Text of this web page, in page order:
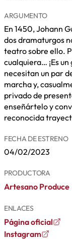
ARGUMENTO
En 1450, Johann
dos dramaturgos
teatro sobre ello.
cualquiera… ¡Es
necesitan un par
marcha y,
privado de
enseñártelo y
reconocida
FECHA DE ESTRENO
04/02/2023
PRODUCTORA
Artesano Produce
ENLACES
Página oficial
Instagram